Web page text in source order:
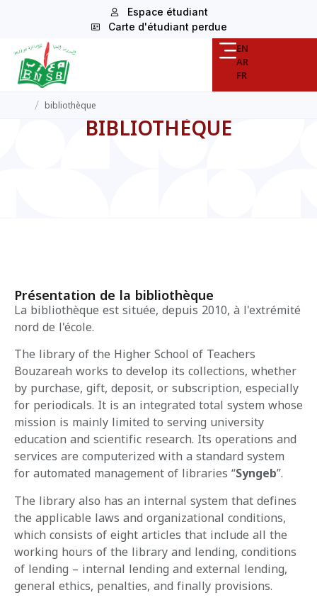
Espace étudiant
Carte d'étudiant perdue
EN
AR
FR
/ bibliothèque
BIBLIOTHÈQUE
Présentation de la bibliothèque
La bibliothèque est située, depuis 2010, à l'extrémité
nord de l'école.
The library of the Higher School of Teachers
Bouzareah works to develop its collections, whether
by purchase, gift, deposit, or subscription, especially
for periodicals. It is an integrated total system whose
mission is mainly limited to serving university
education and scientific research. Its operations and
services are computerized with a standard system
for automated management of libraries “Syngeb”.
The library also has an internal system that defines
the applicable laws and organizational conditions,
which consists of eight articles that include all the
working hours of the library and lending, conditions
of lending – internal lending and external lending,
general ethics, penalties, and finally provisions.